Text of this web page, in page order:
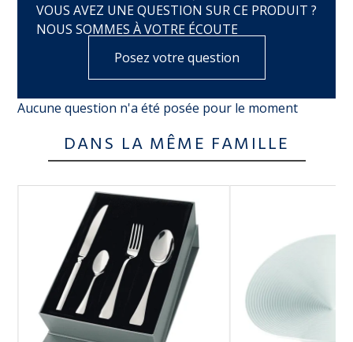
VOUS AVEZ UNE QUESTION SUR CE PRODUIT ?
NOUS SOMMES À VOTRE ÉCOUTE
Posez votre question
Aucune question n'a été posée pour le moment
DANS LA MÊME FAMILLE